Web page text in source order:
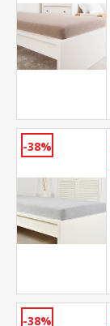
-38%
-38%